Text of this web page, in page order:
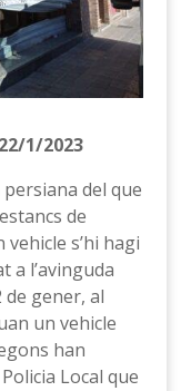
1/2023
del que
de
s’hi hagi
a l’avinguda
gener, al
un vehicle
han
Local que